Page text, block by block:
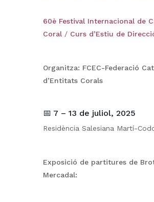
60è Festival Internacional de
Coral / Curs d’Estiu de
Organitza: FCEC-Federació
d’Entitats Corals
📅 7 – 13 de juliol, 2025
Residència Salesiana Martí-
Exposició de partitures de
Mercadal: